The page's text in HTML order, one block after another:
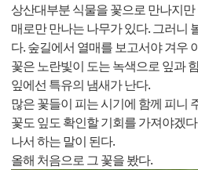
상산대부분 식물을 꽃으로 만나지
매로만 만나는 나무가 있다. 그러니
다. 숲길에서 열매를 보고서야 겨우
꽃은 노란빛이 도는 녹색으로 잎과
잎에선 특유의 냄새가 난다.
많은 꽃들이 피는 시기에 함께 피니
꽃도 잎도 확인할 기회를 가져야겠
나서 하는 말이 된다.
올해 처음으로 그 꽃을 봤다.